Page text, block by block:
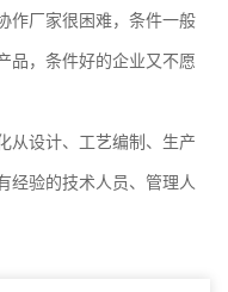
作厂家很困难，条件一般
品，条件好的企业又不愿
从设计、工艺编制、生产
经验的技术人员、管理人